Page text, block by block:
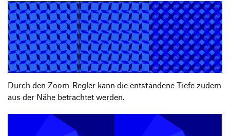
Durch den Zoom-Regler kann die entstandene Tiefe zudem
aus der Nähe betrachtet werden.